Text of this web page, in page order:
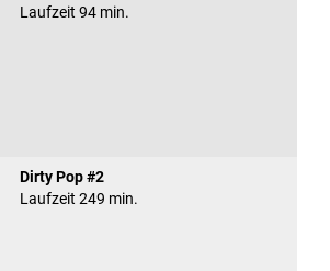
Laufzeit 94 min.
Dirty Pop #2
Laufzeit 249 min.